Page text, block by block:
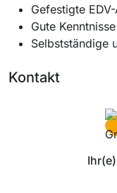
Gefestigte
Gute
Selbstständige
Kontakt